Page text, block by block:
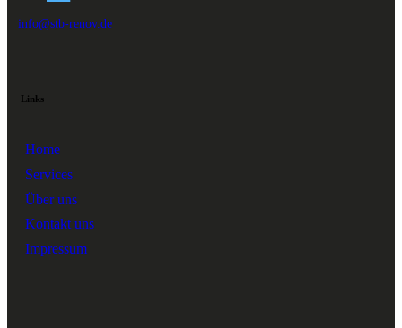
info@stb-renov.de
Links
Home
Services
Über uns
Kontakt uns
Impressum